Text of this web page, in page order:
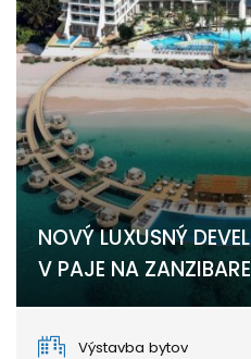
NOVÝ LUXUSNÝ
V PAJE NA ZANZIBARE
Výstavba bytov